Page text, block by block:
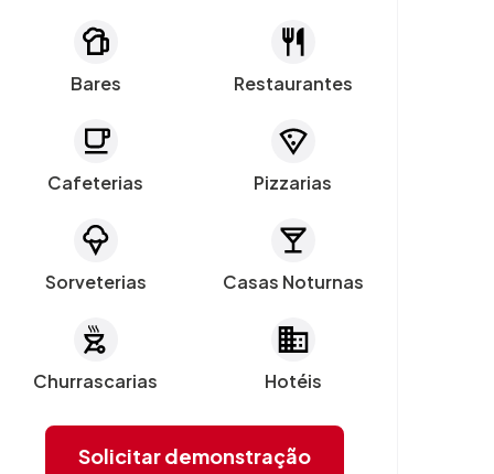
Bares Restaurantes
Cafeterias Pizzarias
Sorveterias Casas Noturnas
Churrascarias Hotéis
Solicitar demonstração